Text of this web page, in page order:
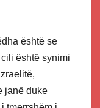
është se
është synimi
janë duke